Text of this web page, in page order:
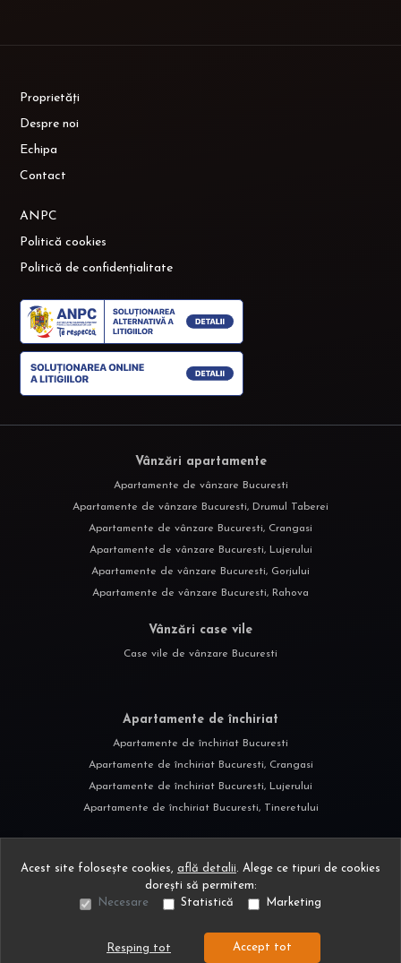
Politică cookies
Vânzări apartamente
Apartamente de vânzare Bucuresti, Drumul Taberei
Apartamente de vânzare Bucuresti, Crangasi
Apartamente de vânzare Bucuresti, Lujerului
Apartamente de vânzare Bucuresti, Gorjului
Apartamente de vânzare Bucuresti, Rahova
Case vile de vânzare Bucuresti
Apartamente de închiriat
Apartamente de închiriat Bucuresti
Apartamente de închiriat Bucuresti, Crangasi
Apartamente de închiriat Bucuresti, Lujerului
© 2026 Land Estate S.R.L.
Site creat în
Acest site folosește cookies, află detalii. Alege ce tipuri de cookies
dorești să permitem:
Necesare
Statistică Marketing
Resping tot Accept tot